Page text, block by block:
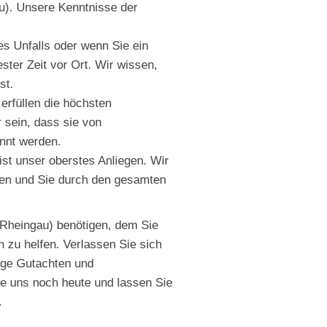
Unsere Kenntnisse der
Unfalls oder wenn Sie ein
Zeit vor Ort. Wir wissen,
die höchsten
sein, dass sie von
werden.
unser oberstes Anliegen. Wir
und Sie durch den gesamten
benötigen, dem Sie
zu helfen. Verlassen Sie sich
Gutachten und
uns noch heute und lassen Sie